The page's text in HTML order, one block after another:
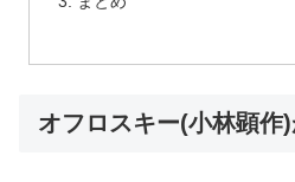
オフロスキー(小林顕作